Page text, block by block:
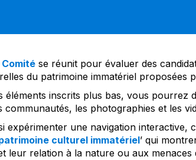
Comitése réunit pour évaluer des
du patrimoine immatériel proposées
éléments inscrits plus bas, vous pourrez
communautés, les photographies et les
expérimenter une navigation interactive,
culturel immatériel’ qui
leur relation à la nature ou aux menaces